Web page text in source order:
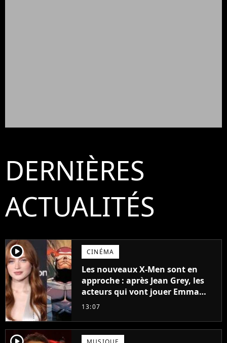
DERNIÈRES
ACTUALITÉS
player2 CINÉMA
Les nouveaux X-Men sont en
approche : après Jean Grey, les
acteurs qui vont jouer Emma
Frost et Cyclope trouvés !
13:07